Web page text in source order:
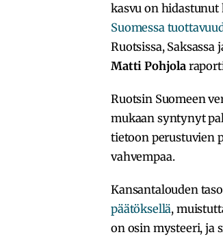
kasvu on hidastunut
Suomessa
Ruotsissa,
Matti Pohjola
Ruotsin Suomeen
mukaan syntynyt
tietoon perustuvien
vahvempaa.
Kansantalouden
päätöksellä,
on osin mysteeri, ja